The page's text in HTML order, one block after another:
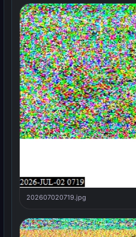
202607020719.jpg